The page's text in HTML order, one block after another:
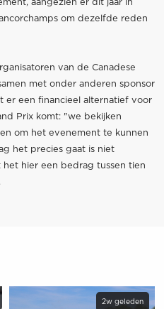
aangezien er dit jaar in
om dezelfde reden
van de Canadese
met onder anderen sponsor
er een financieel alternatief voor
Prix komt: "we bekijken
om het evenement te kunnen
het precies gaat is niet
hier een bedrag tussen tien
2w geleden